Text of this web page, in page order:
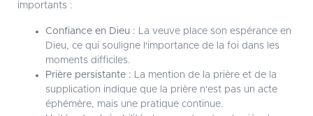
importants :
Confiance en Dieu : La veuve place son espérance en
Dieu, ce qui souligne l'importance de la foi dans les
moments difficiles.
Prière persistante : La mention de la prière et de la
supplication indique que la prière n'est pas un acte
éphémère, mais une pratique continue.